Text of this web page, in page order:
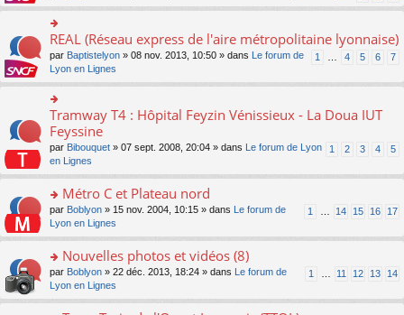
c
e
nt
s
ré
c
nt
o
n
lu
pl
ré
e
nt
a
e
n
o
n
lu
le
pl
u
s
ré
c
e
nt
m
e
s
s
a
e
o
n
lu
le
pl
s
ré
c
e
nt
n
s
ult
er
le
m
e
s
a
e
n
lu
le
pl
s
ré
c
e
o
n
s
le
m
e
s
s
a
e
n
o
n
lu
le
pl
REAL (Réseau express de l'aire métropolitaine lyonnaise)
1 4 5 6 7
par Baptistelyon » 08 nov. 2013, 10:50 » dans
Le forum de
Lyon en Lignes
o
n
ult
le
m
e
s
s
g
e
n
o
Tramway T4 : Hôpital Feyzin Vénissieux - La Doua IUT
Feyssine
1 2 3 4 5
par Bibouquet » 07 sept. 2008, 20:04 » dans
Le forum de Lyon
en Lignes
o
s
er
le
m
e
Métro C et Plateau nord
1 14 15 16 17
par Boblyon » 15 nov. 2004, 10:15 » dans
Le forum de
Lyon en Lignes
o
s
Nouvelles photos et vidéos (8)
1 11 12 13 14
par Boblyon » 22 déc. 2013, 18:24 » dans
Le forum de
Lyon en Lignes